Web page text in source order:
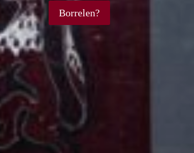
Borrelen?